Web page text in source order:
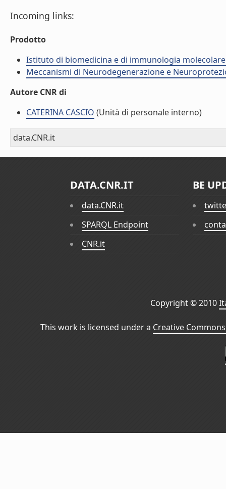
Incoming links:
Prodotto
Istituto di biomedicina e di immunologia
Meccanismi di Neurodegenerazione e
Autore CNR di
CATERINA CASCIO (Unità di personale interno)
data.CNR.it
DATA.CNR.IT
data.CNR.it
SPARQL Endpoint
CNR.it
BE
Copyright © 2010
This work is licensed under a Creative